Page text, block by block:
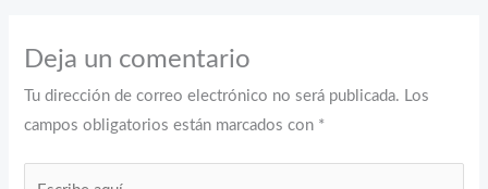
Deja un comentario
Tu dirección de correo electrónico no será publicada. Los
campos obligatorios están marcados con *